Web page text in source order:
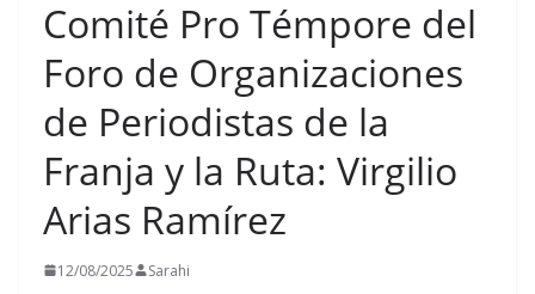
Comité Pro Témpore del
Foro de Organizaciones
de Periodistas de la
Franja y la Ruta: Virgilio
Arias Ramírez
12/08/2025 Sarahi